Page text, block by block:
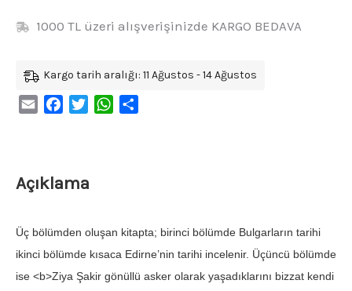
1000 TL üzeri alışverişinizde KARGO BEDAVA
Kargo tarih aralığı: 11 Ağustos - 14 Ağustos
Email FacebookTwitterWhatsApp
Açıklama
Üç bölümden oluşan kitapta; birinci bölümde Bulgarların tarihi
ikinci bölümde kısaca Edirne’nin tarihi incelenir. Üçüncü bölümde
ise <b>Ziya Şakir gönüllü asker olarak yaşadıklarını bizzat kendi